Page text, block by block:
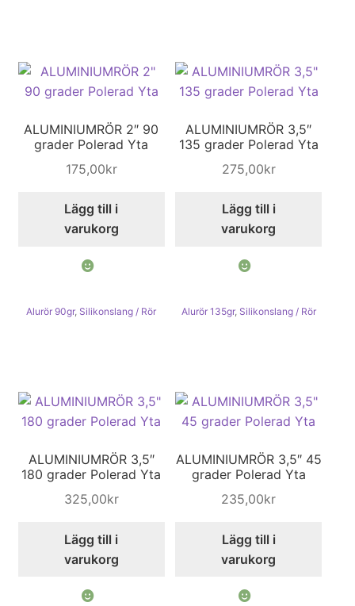
ALUMINIUMRÖR 2″ 90
grader Polerad Yta
175,00kr
Lägg till i
varukorg
Alurör 90gr, Silikonslang / Rör
ALUMINIUMRÖR 3,5″
135 grader Polerad Yta
275,00kr
Lägg till i
varukorg
Alurör 135gr, Silikonslang / Rör
ALUMINIUMRÖR 3,5″
180 grader Polerad Yta
325,00kr
Lägg till i
varukorg
ALUMINIUMRÖR 3,5″ 45
grader Polerad Yta
235,00kr
Lägg till i
varukorg